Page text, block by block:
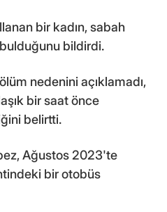
bir kadın, sabah
bildirdi.
nedenini açıklamadı,
bir saat önce
belirtti.
Ağustos 2023'te
bir otobüs